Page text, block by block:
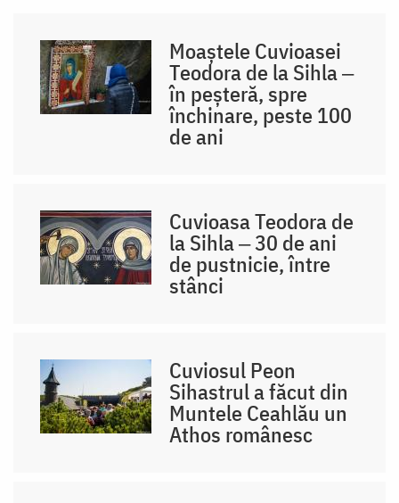
Moaștele Cuvioasei
Teodora de la Sihla ‒
în peșteră, spre
închinare, peste 100
de ani
Cuvioasa Teodora de
la Sihla ‒ 30 de ani
de pustnicie, între
stânci
Cuviosul Peon
Sihastrul a făcut din
Muntele Ceahlău un
Athos românesc